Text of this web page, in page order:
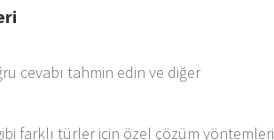
cevabı tahmin edin ve diğer
farklı türler için özel çözüm yöntemleri